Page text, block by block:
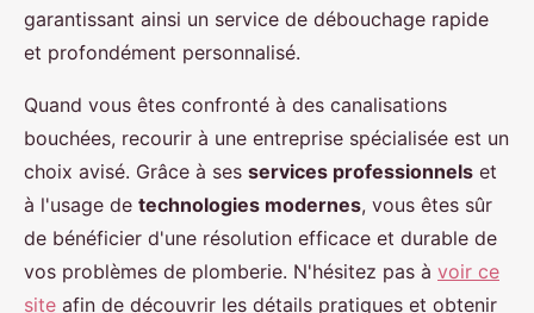
garantissant ainsi un service de débouchage rapide
et profondément personnalisé.
Quand vous êtes confronté à des canalisations
bouchées, recourir à une entreprise spécialisée est un
choix avisé. Grâce à ses services professionnels et
à l'usage de technologies modernes, vous êtes sûr
de bénéficier d'une résolution efficace et durable de
vos problèmes de plomberie. N'hésitez pas à voir ce
site afin de découvrir les détails pratiques et obtenir